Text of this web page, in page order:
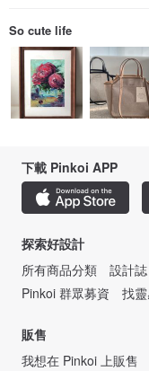
So cute life
下載 Pinkoi APP
探索好設計
所有商品分類
設計誌
Pinkoi 群眾募資
找
販售
我想在 Pinkoi 上販售